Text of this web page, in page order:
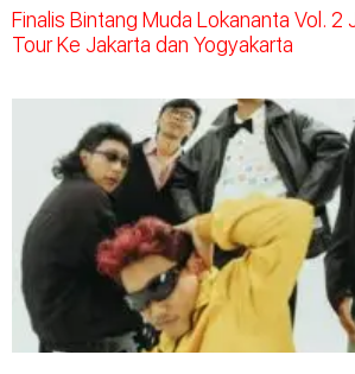
Finalis Bintang Muda Lokananta Vol. 2
Tour Ke Jakarta dan Yogyakarta